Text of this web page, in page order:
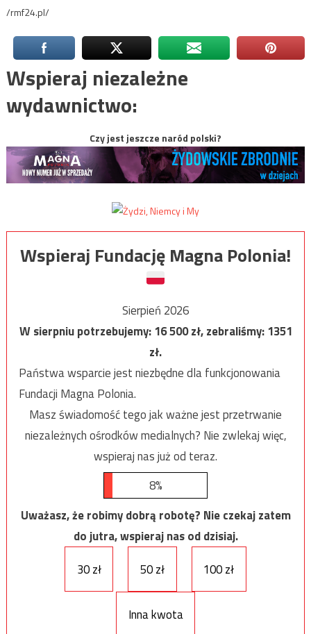
/rmf24.pl/
Wspieraj niezależne
wydawnictwo:
Czy jest jeszcze naród polski?
Wspieraj Fundację Magna Polonia!
Sierpień 2026
W sierpniu potrzebujemy:16 500zł, zebraliśmy:1351
zł.
Państwa wsparcie jest niezbędne dla funkcjonowania
Fundacji Magna Polonia.
Masz świadomość tego jak ważne jest przetrwanie
niezależnych ośrodków medialnych? Nie zwlekaj więc,
wspieraj nas już od teraz.
8%
Uważasz, że robimy dobrą robotę? Nie czekaj zatem
do jutra, wspieraj nas od dzisiaj.
30 zł
50 zł 100 zł
Inna kwota